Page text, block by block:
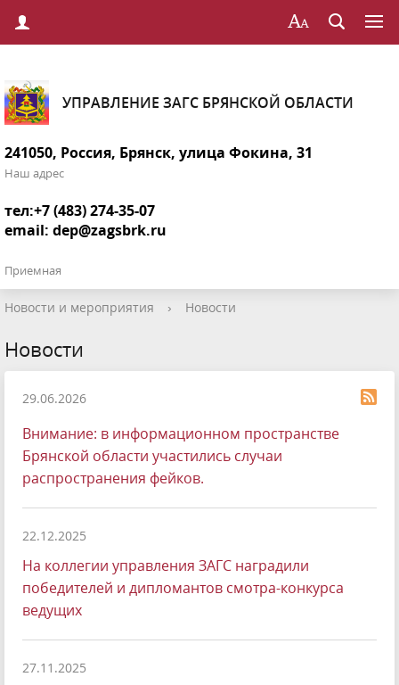
УПРАВЛЕНИЕ ЗАГС БРЯНСКОЙ ОБЛАСТИ
241050, Россия, Брянск, улица Фокина, 31
Наш адрес
тел:+7 (483) 274-35-07
email: dep@zagsbrk.ru
Приемная
Новости и мероприятия › Новости
Новости
29.06.2026
Внимание: в информационном пространстве
Брянской области участились случаи
распространения фейков.
22.12.2025
На коллегии управления ЗАГС наградили
победителей и дипломантов смотра-конкурса
ведущих
27.11.2025